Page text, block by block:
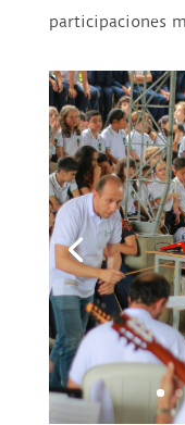
participaciones